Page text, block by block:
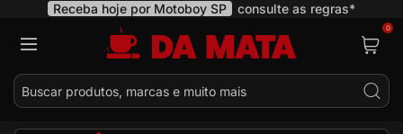
Receba hoje por Motoboy SP consulte as regras*
0